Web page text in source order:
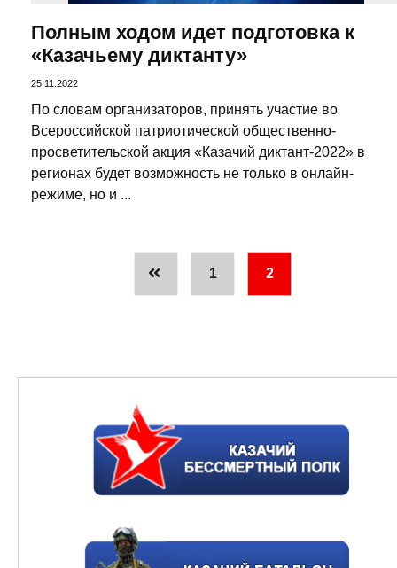
Полным ходом идет подготовка к
«Казачьему диктанту»
25.11.2022
По словам организаторов, принять участие во
Всероссийской патриотической общественно-
просветительской акция «Казачий диктант-2022» в
регионах будет возможность не только в онлайн-
режиме, но и ...
1 2